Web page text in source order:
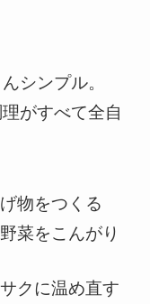
シンプル。
がすべて全自
物をつくる
菜をこんがり
クに温め直す